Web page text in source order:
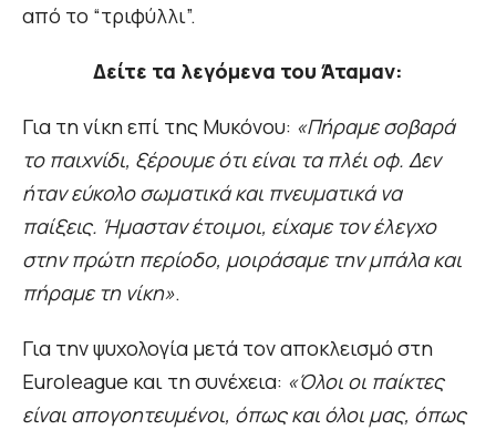
από το “τριφύλλι”.
Δείτε τα λεγόμενα του Άταμαν:
Για τη νίκη επί της Μυκόνου: «Πήραμε σοβαρά
το παιχνίδι, ξέρουμε ότι είναι τα πλέι οφ. Δεν
ήταν εύκολο σωματικά και πνευματικά να
παίξεις. Ήμασταν έτοιμοι, είχαμε τον έλεγχο
στην πρώτη περίοδο, μοιράσαμε την μπάλα και
πήραμε τη νίκη».
Για την ψυχολογία μετά τον αποκλεισμό στη
Euroleague και τη συνέχεια: «Όλοι οι παίκτες
είναι απογοητευμένοι, όπως και όλοι μας, όπως